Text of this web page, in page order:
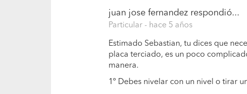
juan jose fernandez respondió...
Particular - hace 5 años
Estimado Sebastian, tu dices que
placa terciado, es un poco
manera.
1º Debes nivelar con un nivel o tirar